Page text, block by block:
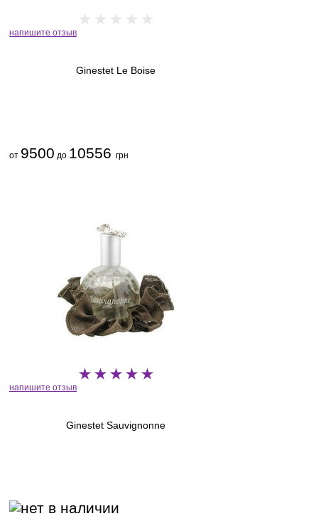
напишите отзыв
Ginestet Le Boise
от 9500 до 10556 грн
напишите отзыв
Ginestet Sauvignonne